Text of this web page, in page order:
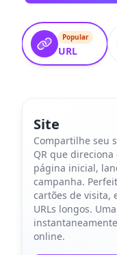
Popular
URL
Site
Compartilhe seu
QR que
página inicial,
campanha.
cartões de visita,
URLs longos.
online.